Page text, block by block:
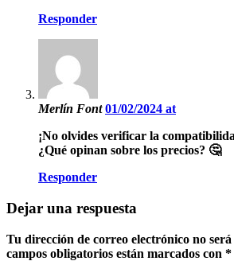
Responder
Merlín Font01/02/2024 at
¡No olvides verificar la
¿Qué opinan sobre los precios? 🤔
Responder
Dejar una respuesta
Tu dirección de correo electrónico no
campos obligatorios están marcados con *